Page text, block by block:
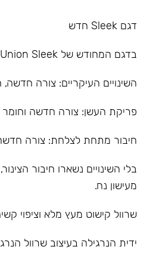
דגם Sleek חדש
בדגם המחודש של Union Sleek שינו כמה חלקים במבנה של הנרגילה.
השינויים העיקריים: צורה
פריקת העשן: צורה חדשה
חיבור מתחת לצלחת: צורה
בלי השינויים נשארו חיבור
מעישון נח.
שרוול קישוט מעץ מלא וציפוי
ידית הנרגילה בעיצוב שרוול